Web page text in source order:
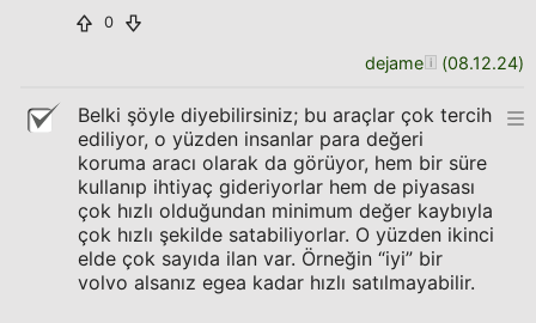
0
dejame (08.12.24)
Belki şöyle diyebilirsiniz; bu araçlar çok tercih
ediliyor, o yüzden insanlar para değeri
koruma aracı olarak da görüyor, hem bir süre
kullanıp ihtiyaç gideriyorlar hem de piyasası
çok hızlı olduğundan minimum değer kaybıyla
çok hızlı şekilde satabiliyorlar. O yüzden ikinci
elde çok sayıda ilan var. Örneğin “iyi” bir
volvo alsanız egea kadar hızlı satılmayabilir.